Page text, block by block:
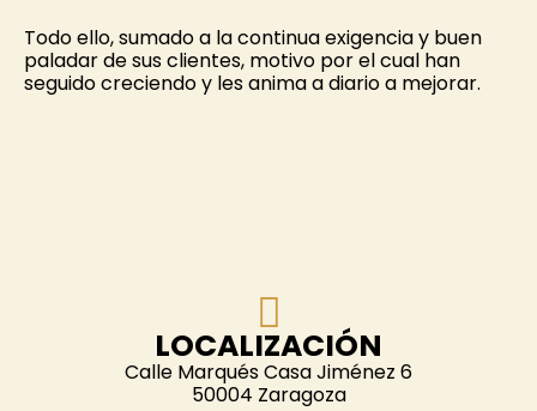
Todo ello, sumado a la continua exigencia y buen
paladar de sus clientes, motivo por el cual han
seguido creciendo y les anima a diario a mejorar.
LOCALIZACIÓN
Calle Marqués Casa Jiménez 6
50004 Zaragoza